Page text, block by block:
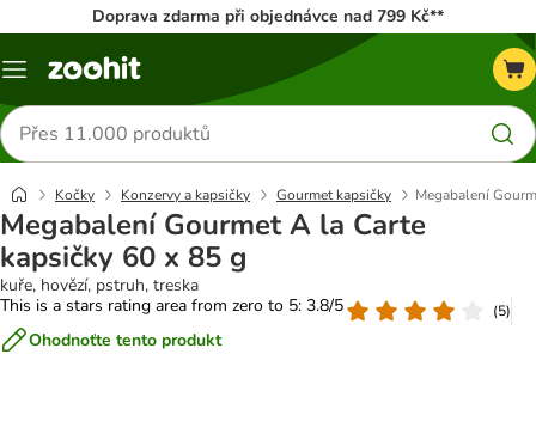
Doprava zdarma při objednávce nad 799 Kč**
Menu
Hledat
produkty
Kočky Konzervy a kapsičky Gourmet kapsičky Megabalení
Megabalení Gourmet A la Carte
kapsičky 60 x 85 g
kuře, hovězí, pstruh, treska
This is a stars rating area from zero to 5: 3.8/5
(5)
Ohodnoťte tento produkt